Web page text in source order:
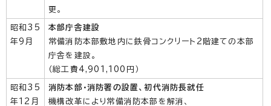
更。
昭和35
年9月
本部庁舎建設
常備消防本部敷地内に鉄骨コンクリート2階建ての本部
庁舎を建設。
（総工費4,901,100円）
昭和35
年12月
消防本部・消防署の設置、初代消防長就任
機構改革により常備消防本部を解消、